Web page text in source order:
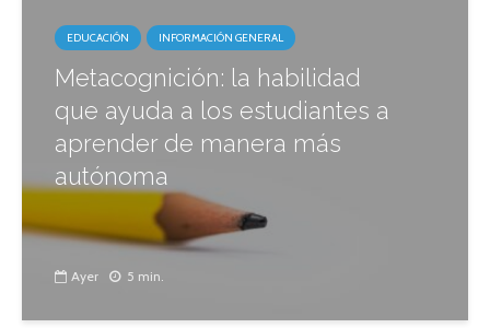
EDUCACIÓN INFORMACIÓN GENERAL
Metacognición: la habilidad
que ayuda a los estudiantes a
aprender de manera más
autónoma
Ayer 5 min.